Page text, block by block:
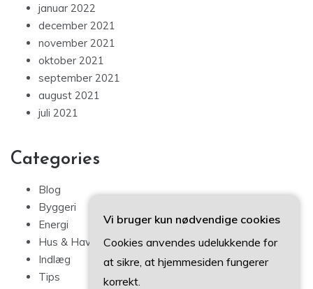
januar 2022
december 2021
november 2021
oktober 2021
september 2021
august 2021
juli 2021
Categories
Blog
Byggeri
Energi
Hus & Have
Indlæg
Tips
Vi bruger kun nødvendige cookies
Cookies anvendes udelukkende for
at sikre, at hjemmesiden fungerer
korrekt.